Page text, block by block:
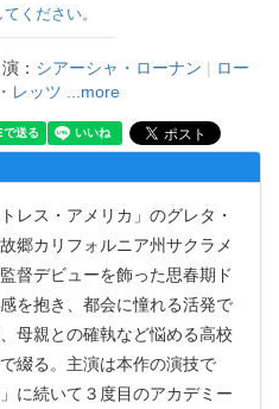
ください。
： シアーシャ・ローナン | ロー
レッツ ...more
レス・アメリカ」のグレタ・
郷カリフォルニア州サクラメ
督デビューを飾った思春期ド
を抱き、都会に憧れる活発で
母親との確執など悩める高校
綴る。主演は本作の演技で
に続いて３度目のアカデミー